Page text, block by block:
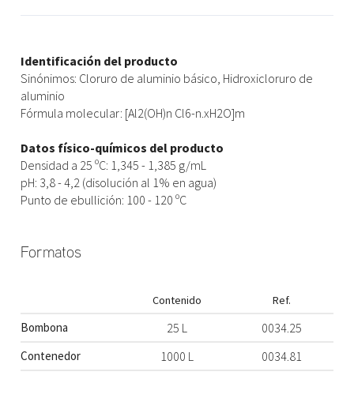
Identificación del producto
Sinónimos: Cloruro de aluminio básico, Hidroxicloruro de
aluminio
Fórmula molecular: [Al2(OH)n Cl6-n.xH2O]m
Datos físico-químicos del producto
Densidad a 25 ºC: 1,345 - 1,385 g/mL
pH: 3,8 - 4,2 (disolución al 1% en agua)
Punto de ebullición: 100 - 120 ºC
Formatos
Contenido Ref.
Bombona 25 L 0034.25
Contenedor 1000 L 0034.81